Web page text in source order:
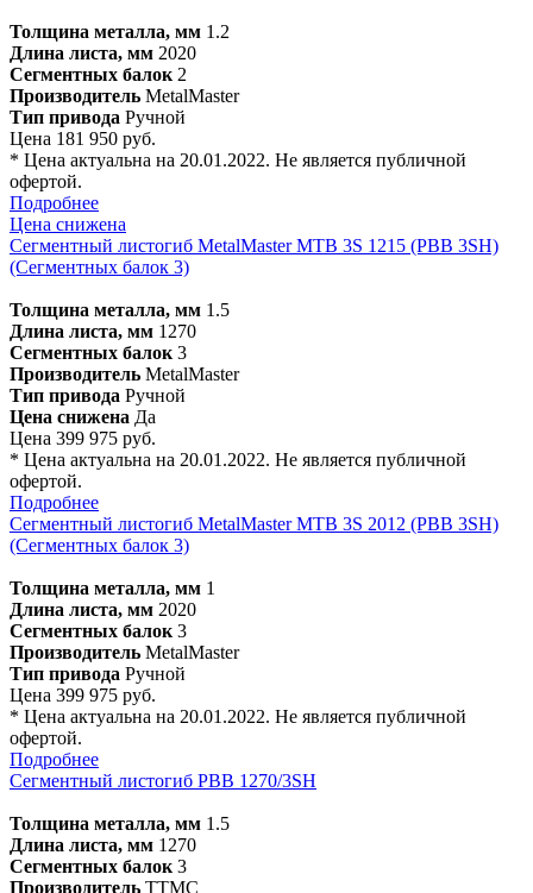
Толщина металла, мм 1.2
Длина листа, мм 2020
Сегментных балок 2
Производитель MetalMaster
Тип привода Ручной
Цена 181 950 руб.
* Цена актуальна на 20.01.2022. Не является публичной
офертой.
Подробнее
Цена снижена
Сегментный листогиб MetalMaster MTB 3S 1215 (PBB 3SН)
(Сегментных балок 3)
Толщина металла, мм 1.5
Длина листа, мм 1270
Сегментных балок 3
Производитель MetalMaster
Тип привода Ручной
Цена снижена Да
Цена 399 975 руб.
* Цена актуальна на 20.01.2022. Не является публичной
офертой.
Подробнее
Сегментный листогиб MetalMaster MTB 3S 2012 (PBB 3SН)
(Сегментных балок 3)
Толщина металла, мм 1
Длина листа, мм 2020
Сегментных балок 3
Производитель MetalMaster
Тип привода Ручной
Цена 399 975 руб.
* Цена актуальна на 20.01.2022. Не является публичной
офертой.
Подробнее
Сегментный листогиб PBB 1270/3SH
Толщина металла, мм 1.5
Длина листа, мм 1270
Сегментных балок 3
Производитель TTMC